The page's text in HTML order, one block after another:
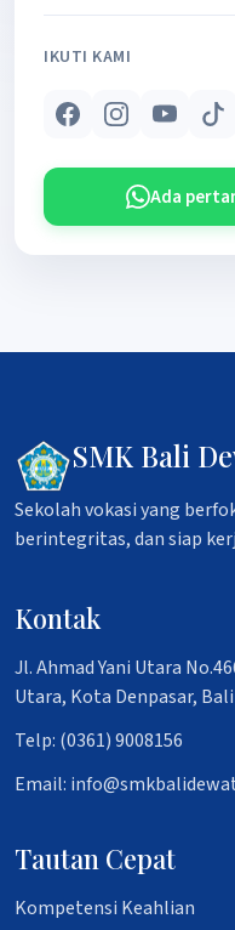
IKUTI KAMI
Ada
SMK Bali
Sekolah vokasi yang
berintegritas, dan siap
Kontak
Jl. Ahmad Yani Utara
Utara, Kota Denpasar,
Telp: (0361) 9008156
Email:
Tautan Cepat
Kompetensi Keahlian